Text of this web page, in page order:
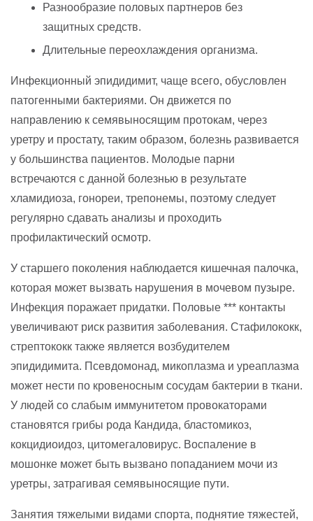
Разнообразие половых партнеров без
защитных средств.
Длительные переохлаждения организма.
Инфекционный эпидидимит, чаще всего, обусловлен
патогенными бактериями. Он движется по
направлению к семявыносящим протокам, через
уретру и простату, таким образом, болезнь развивается
у большинства пациентов. Молодые парни
встречаются с данной болезнью в результате
хламидиоза, гонореи, трепонемы, поэтому следует
регулярно сдавать анализы и проходить
профилактический осмотр.
У старшего поколения наблюдается кишечная палочка,
которая может вызвать нарушения в мочевом пузыре.
Инфекция поражает придатки. Половые *** контакты
увеличивают риск развития заболевания. Стафилококк,
стрептококк также является возбудителем
эпидидимита. Псевдомонад, микоплазма и уреаплазма
может нести по кровеносным сосудам бактерии в ткани.
У людей со слабым иммунитетом провокаторами
становятся грибы рода Кандида, бластомикоз,
кокцидиоидоз, цитомегаловирус. Воспаление в
мошонке может быть вызвано попаданием мочи из
уретры, затрагивая семявыносящие пути.
Занятия тяжелыми видами спорта, поднятие тяжестей,